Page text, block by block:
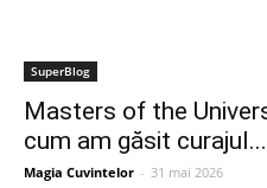
SuperBlog
Masters of the
cum am găsit curajul...
Magia Cuvintelor - 31 mai 2026